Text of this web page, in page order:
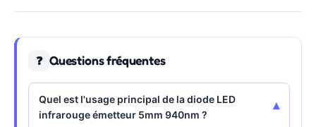
❓ Questions fréquentes
Quel est l'usage principal de la diode LED
infrarouge émetteur 5mm 940nm ?
▾